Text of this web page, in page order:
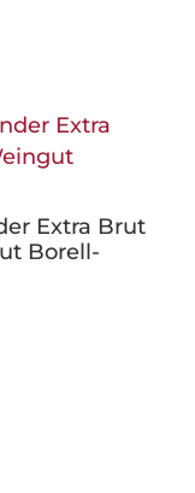
Extra Brut
Borell-